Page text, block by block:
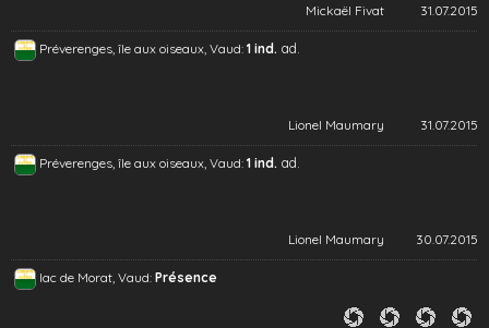
Mickaël Fivat 31.07.2015
Préverenges, île aux oiseaux, Vaud: 1 ind. ad.
Lionel Maumary 31.07.2015
Préverenges, île aux oiseaux, Vaud: 1 ind. ad.
Lionel Maumary 30.07.2015
lac de Morat, Vaud: Présence